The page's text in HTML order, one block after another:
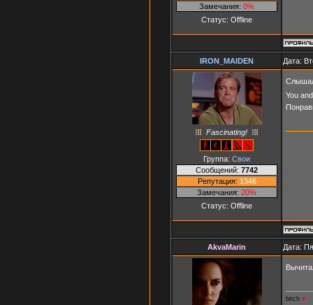
Замечания: 0%
Статус: Offline
IRON_MAIDEN Дата:
Fascinating!
Группа: Свои
Сообщений: 7742
Репутация: 1346
Замечания: 20%
Статус: Offline
You
AkvaMarin Дата:
bitch ♥